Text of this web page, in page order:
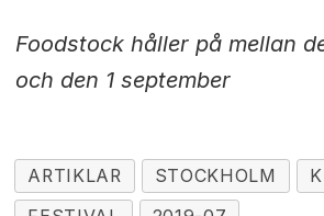
Foodstock håller på mellan
och den 1 september
ARTIKLAR STOCKHOLM